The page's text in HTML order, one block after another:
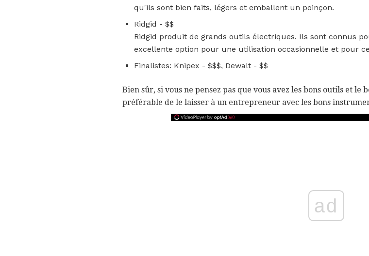
qu'ils sont bien faits, légers et emballent un poinçon.
Ridgid - $$
Ridgid produit de grands outils électriques. Ils sont connus
excellente option pour une utilisation occasionnelle et pour
Finalistes: Knipex - $$$, Dewalt - $$
Bien sûr, si vous ne pensez pas que vous avez les bons outils et
préférable de le laisser à un entrepreneur avec les bons
ad